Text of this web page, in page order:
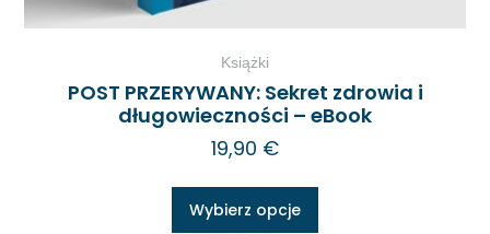
Książki
POST PRZERYWANY: Sekret zdrowia i
długowieczności – eBook
19,90 €
Wybierz opcje